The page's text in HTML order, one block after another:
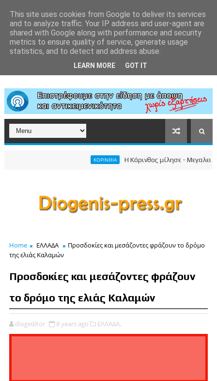
ΚΟΡΙΝΘΙΑ Η Κόρινθος μίλησε - Μεγαλειώδης
Home ΕΛΛΑΔΑ
Προσδοκίες και μεσάζοντες φράζουν το δρόμο
της ελιάς Καλαμών
Προσδοκίες και μεσάζοντες φράζουν
το δρόμο της ελιάς Καλαμών
diogeditor 8 years ago ΕΛΛΑΔΑ,
This site uses cookies from Google to deliver its services
and to analyze traffic. Your IP address and user-agent are
shared with Google along with performance and security
metrics to ensure quality of service, generate usage
statistics, and to detect and address abuse.
LEARN MORE GOT IT